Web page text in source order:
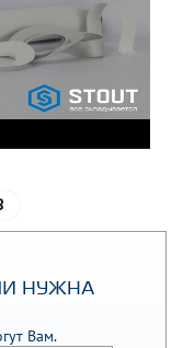
НУЖНА
Вам.